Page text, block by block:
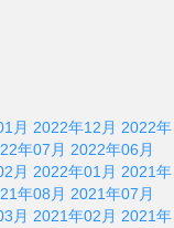
月 2022年12月 2022年
年07月 2022年06月
月 2022年01月 2021年
年08月 2021年07月
月 2021年02月 2021年